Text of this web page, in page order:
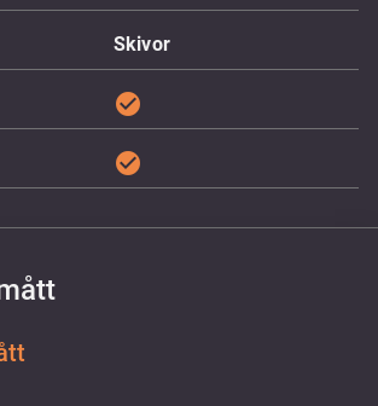
Skivor
check_circle
check_circle